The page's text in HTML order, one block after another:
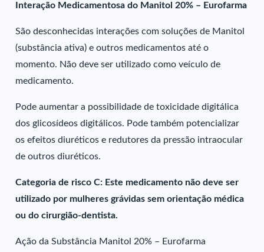
Interação Medicamentosa do Manitol 20% – Eurofarma
São desconhecidas interações com soluções de Manitol
(substância ativa) e outros medicamentos até o
momento. Não deve ser utilizado como veículo de
medicamento.
Pode aumentar a possibilidade de toxicidade digitálica
dos glicosídeos digitálicos. Pode também potencializar
os efeitos diuréticos e redutores da pressão intraocular
de outros diuréticos.
Categoria de risco C: Este medicamento não deve ser
utilizado por mulheres grávidas sem orientação médica
ou do cirurgião-dentista.
Ação da Substância Manitol 20% – Eurofarma